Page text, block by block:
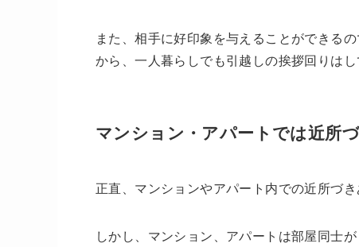
また、相手に好印象を与えることができる
から、一人暮らしでも引越しの挨拶回りはし
マンション・アパートでは近所
正直、マンションやアパート内での近所づ
しかし、マンション、アパートは部屋同士が